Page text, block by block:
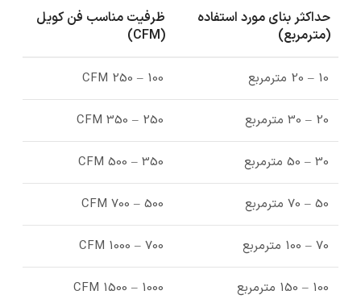
حداکثر بنای مورد استفاده
(مترمربع)
ظرفیت مناسب فن کویل
(
CFM)
10 – 20 مترمربع 100 – 250 CFM
20 – 30 مترمربع 250 – 350 CFM
30 – 50 مترمربع 350 – 500 CFM
50 – 70 مترمربع 500 – 700 CFM
70 – 100 مترمربع 700 – 1000 CFM
100 – 150 مترمربع 1000 – 1500 CFM